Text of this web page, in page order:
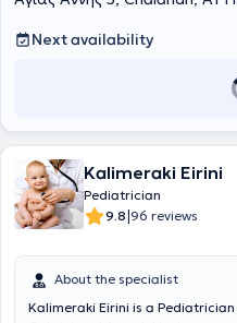
home visits upon request or
empathy and a focus on
pleased to accompany you on
Next availability
Kalimeraki Eirini
Pediatrician
9.8|96 reviews
About the specialist
Kalimeraki Eirini is a